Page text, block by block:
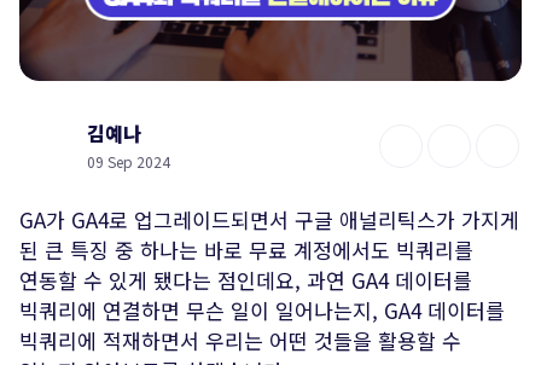
김예나
09 Sep 2024
GA가 GA4로 업그레이드되면서 구글 애널리틱스가 가지게
된 큰 특징 중 하나는 바로 무료 계정에서도 빅쿼리를
연동할 수 있게 됐다는 점인데요, 과연 GA4 데이터를
빅쿼리에 연결하면 무슨 일이 일어나는지, GA4 데이터를
빅쿼리에 적재하면서 우리는 어떤 것들을 활용할 수